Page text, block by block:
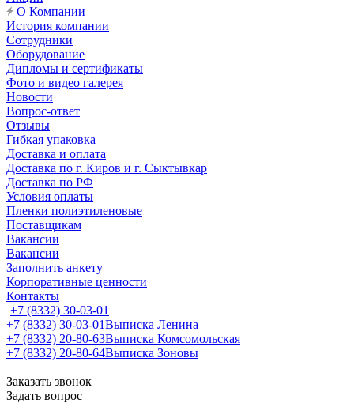
О Компании
История компании
Сотрудники
Оборудование
Дипломы и сертификаты
Фото и видео галерея
Новости
Вопрос-ответ
Отзывы
Гибкая упаковка
Доставка и оплата
Доставка по г. Киров и г. Сыктывкар
Доставка по РФ
Условия оплаты
Пленки полиэтиленовые
Поставщикам
Вакансии
Вакансии
Заполнить анкету
Корпоративные ценности
Контакты
+7 (8332) 30-03-01
+7 (8332) 30-03-01Выписка Ленина
+7 (8332) 20-80-63Выписка Комсомольская
+7 (8332) 20-80-64Выписка Зоновы
Заказать звонок
Задать вопрос